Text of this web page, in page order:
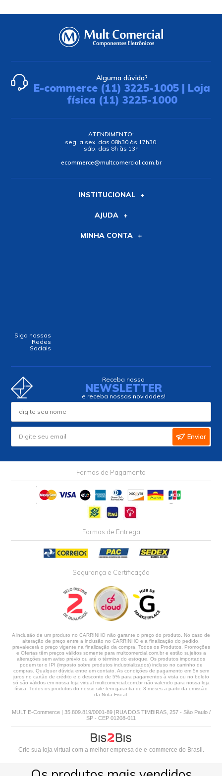
Alguma dúvida?
E-commerce (11) 3225-1005 | Loja
física (11) 3225-1000
ATENDIMENTO:
seg. a sex. das 08h30 às 17h30.
sáb. das 8h às 13h
ecommerce@multcomercial.com.br
INSTITUCIONAL
AJUDA
MINHA CONTA
Siga nossas
Redes
Sociais
Receba nossa
NEWSLETTER
e receba nossas novidades!
Enviar
Formas de Pagamento
Formas de Entrega
Segurança e Certificação
A inclusão de um produto no CARRINHO não garante o preço do produto. No caso de
alteração de preço entre a inclusão no CARRINHO e a finalização do pedido,
prevalecerá o preço vigente na finalização da compra. Todos os Produtos, Promoções
e Ofertas têm preços válidos somente para multcomercial.com.br e estão sujeitos a
alterações sem aviso prévio ou até o término do estoque. Os produtos importados
podem ter o IPI (imposto sobre produtos industrializados) incluso no carrinho de
compras. Qualquer dúvida entre em contato. As condições de pagamento em 5x sem
juros no cartão de crédito e o desconto de 5% para pagamentos à vista ou no boleto
só são válidos em nossa loja virtual multcomercial.com.br não valendo para nossa loja
física. Todos os produtos do nosso site tem garantia de 3 meses a partir da emissão
da Nota Fiscal.
MULT E-Commerce | 35.809.819/0001-89 |RUA DOS TIMBIRAS, 257 - São Paulo /
SP - CEP 01208-011
Crie sua loja virtual com a melhor empresa de e-commerce do Brasil.